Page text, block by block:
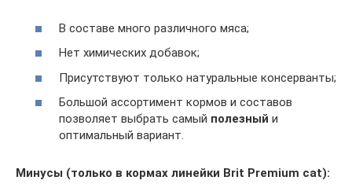
В составе много различного мяса;
Нет химических добавок;
Присутствуют только натуральные консерванты;
Большой ассортимент кормов и составов
позволяет выбрать самый полезный и
оптимальный вариант.
Минусы (только в кормах линейки Brit Premium cat):